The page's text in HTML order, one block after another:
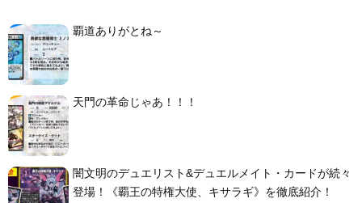
覇道ありがとね～
天門の革命じゃあ！！！
闇文明のデュエリスト&デュエルメイト・カードが続々
登場！《覇王の特権大使、キサラギ》を徹底紹介！